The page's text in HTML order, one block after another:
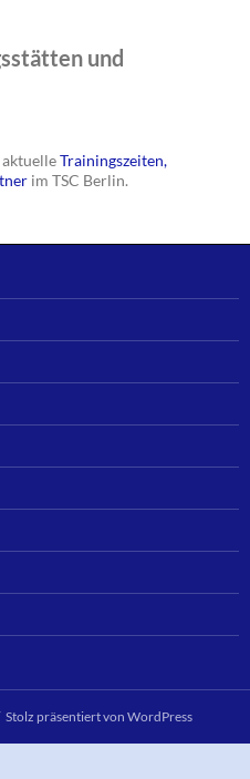
und
Trainingszeiten,
im TSC Berlin.
Stolz präsentiert von WordPress